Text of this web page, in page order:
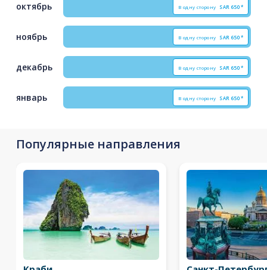
октябрь В одну сторону SAR 650*
ноябрь В одну сторону SAR 650*
декабрь В одну сторону SAR 650*
январь В одну сторону SAR 650*
Популярные направления